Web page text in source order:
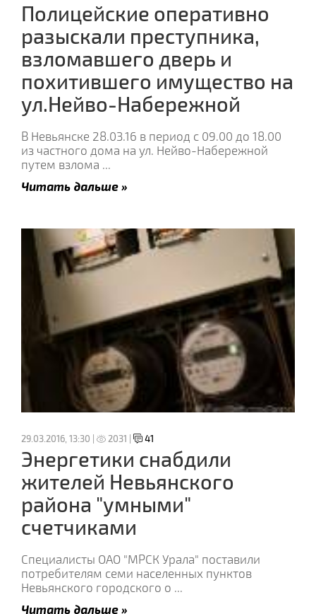
Полицейские оперативно
разыскали преступника,
взломавшего дверь и
похитившего имущество на
ул.Нейво-Набережной
В Невьянске 28.03.16 в период с 09.00 до 18.00
из частного дома на ул. Нейво-Набережной
путем взлома ...
Читать дальше »
29.03.2016, 13:30 | 2031 | 41
Энергетики снабдили
жителей Невьянского
района "умными"
счетчиками
Специалисты ОАО "МРСК Урала" поставили
потребителям семи населенных пунктов
Невьянского городского о ...
Читать дальше »